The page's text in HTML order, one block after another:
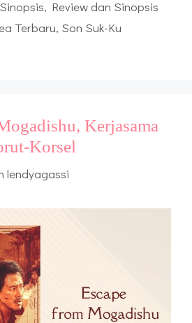
, Review dan Sinopsis
Terbaru, Son Suk-Ku
Kerjasama
Korsel
lendyagassi